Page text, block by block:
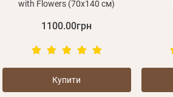
with Flowers (70х140 см)
1100.00грн
Купити